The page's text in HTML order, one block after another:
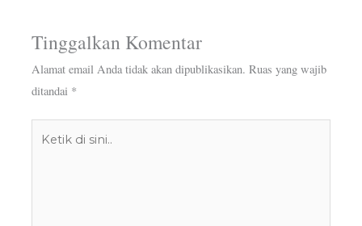
Tinggalkan Komentar
Alamat email Anda tidak akan dipublikasikan. Ruas yang wajib
ditandai *